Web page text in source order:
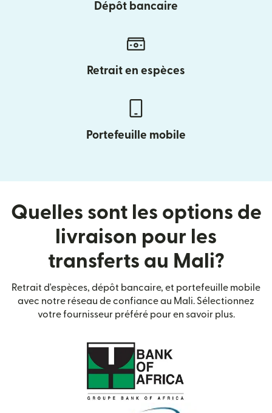
Dépôt bancaire
Retrait en espèces
Portefeuille mobile
Quelles sont les options de
livraison pour les
transferts au Mali?
Retrait d'espèces, dépôt bancaire, et portefeuille mobile
avec notre réseau de confiance au Mali. Sélectionnez
votre fournisseur préféré pour en savoir plus.